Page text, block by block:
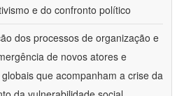
e do confronto político
dos processos de organização e
de novos atores e
que acompanham a crise da